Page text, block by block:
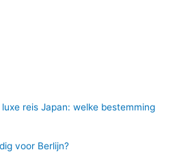
reis Japan: welke bestemming
voor Berlijn?